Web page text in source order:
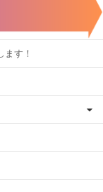
す！